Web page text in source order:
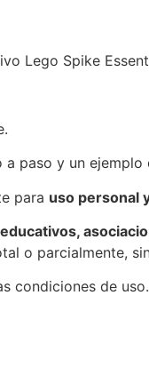
Lego Spike
paso y un
para uso personal
o parcialmente,
condiciones de uso.